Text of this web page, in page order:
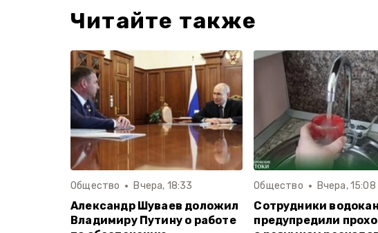
Читайте также
Общество Вчера, 18:33
Александр Шуваев доложил
Владимиру Путину о работе
Общество Вчера, 15:08
Сотрудники
предупредили